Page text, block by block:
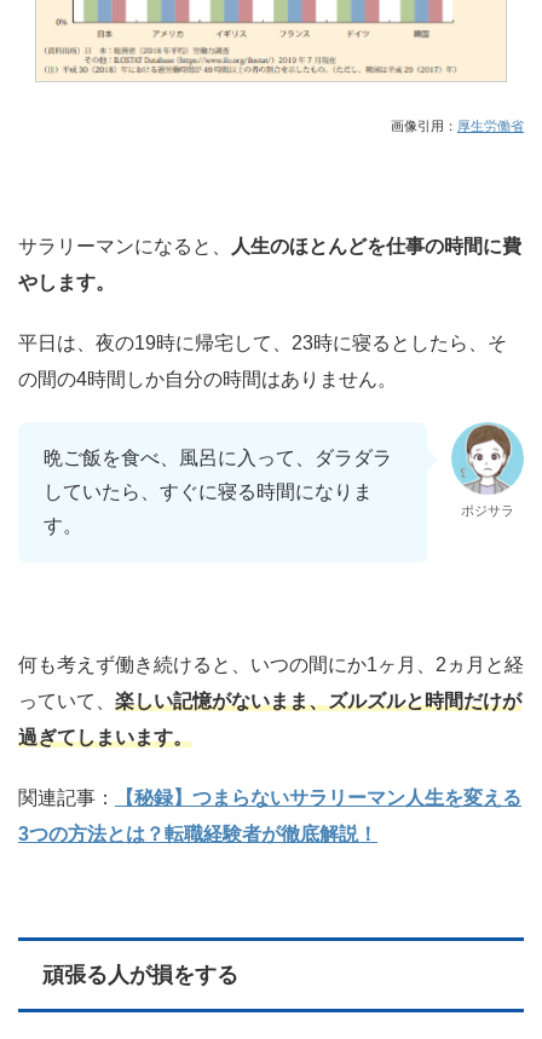
画像引用： 厚生労働省
サラリーマンになると、
人生のほとんどを仕事の時間に費
やします。
平日は、夜の19時に帰宅して、23時に寝るとしたら、そ
の間の4時間しか自分の時間はありません。
晩ご飯を食べ、風呂に入って、ダラダラ
していたら、すぐに寝る時間になりま
す。
ポジサラ
何も考えず働き続けると、いつの間にか1ヶ月、2ヵ月と経
っていて、 楽しい記憶がないまま、ズルズルと時間だけが
過ぎてしまいます。
関連記事：
【秘録】つまらないサラリーマン人生を変える
3つの方法とは？転職経験者が徹底解説！
頑張る人が損をする